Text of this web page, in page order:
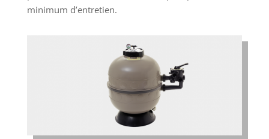
minimum d’entretien.